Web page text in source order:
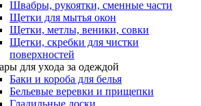
Швабры, рукоятки, сменные части
Щетки для мытья окон
Щетки, метлы, веники, совки
Щетки, скребки для чистки
поверхностей
для ухода за одеждой
Баки и короба для белья
Бельевые веревки и прищепки
Гладильные доски